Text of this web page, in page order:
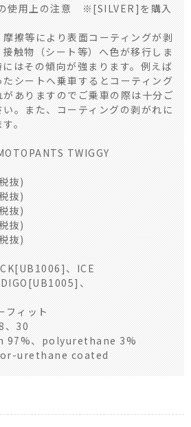
使用上の注意 ※[SILVER]を購入
擦等により表面コーティングが剥
触物（シート等）へ色が移行しま
はその傾向が強まります。例えば
シートへ乗車するとコーティング
ありますのでご乗車の際は十分ご
。また、コーティングの剥がれに
す。
TWIGGY
抜)
抜)
抜)
抜)
抜)
、ICE
、
フィット
、30
97%、polyurethane 3%
urethane coated